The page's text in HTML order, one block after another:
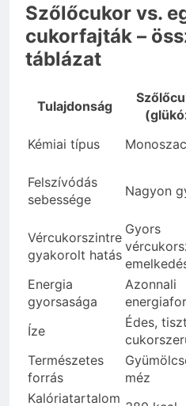
Szőlőcukor vs.
cukorfajták –
táblázat
Tulajdonság
Kémiai típus
Felszívódás
sebessége
Nagyon
Vércukorszintre
gyakorolt hatás
Gyors
Energia
gyorsasága
Azonnali
Íze
Édes,
Természetes
forrás
méz
Kalóriatartalom